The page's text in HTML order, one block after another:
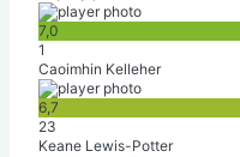
7,0
1
Caoimhin Kelleher
6,7
23
Keane Lewis-Potter